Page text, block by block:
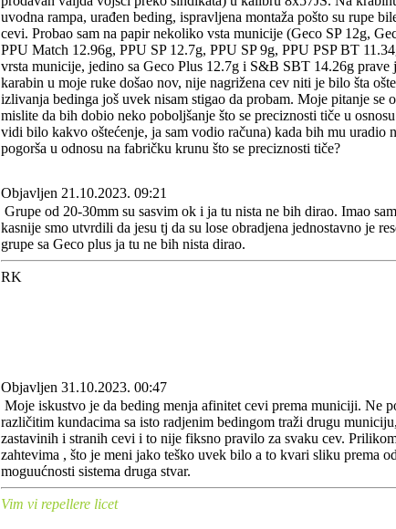
uvodna rampa, urađen beding, ispravljena montaža pošto su rupe
cevi. Probao sam na papir nekoliko vsta municije (Geco SP 12g,
PPU Match 12.96g, PPU SP 12.7g, PPU SP 9g, PPU PSP BT
vrsta municije, jedino sa Geco Plus 12.7g i S&B SBT 14.26g
karabin u moje ruke došao nov, nije nagrižena cev niti je bilo šta
izlivanja bedinga još uvek nisam stigao da probam. Moje pitanje
mislite da bih dobio neko poboljšanje što se preciznosti tiče u
vidi bilo kakvo oštećenje, ja sam vodio računa) kada bih mu uradio
pogorša u odnosu na fabričku krunu što se preciznosti tiče?
Objavljen 21.10.2023. 09:21
Grupe od 20-30mm su sasvim ok i ja tu nista ne bih dirao. Imao
kasnije smo utvrdili da jesu tj da su lose obradjena jednostavno je
grupe sa Geco plus ja tu ne bih nista dirao.
RK
Objavljen 31.10.2023. 00:47
Moje iskustvo je da beding menja afinitet cevi prema municiji. Ne
različitim kundacima sa isto radjenim bedingom traži drugu
zastavinih i stranih cevi i to nije fiksno pravilo za svaku cev.
zahtevima , što je meni jako teško uvek bilo a to kvari sliku prema
moguućnosti sistema druga stvar.
Vim vi repellere licet